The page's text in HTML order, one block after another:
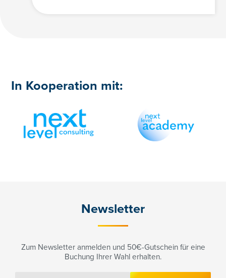
In Kooperation mit:
Newsletter
Zum Newsletter anmelden und 50€-Gutschein für eine
Buchung Ihrer Wahl erhalten.